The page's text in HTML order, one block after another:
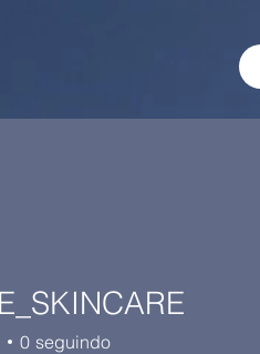
0 seguindo